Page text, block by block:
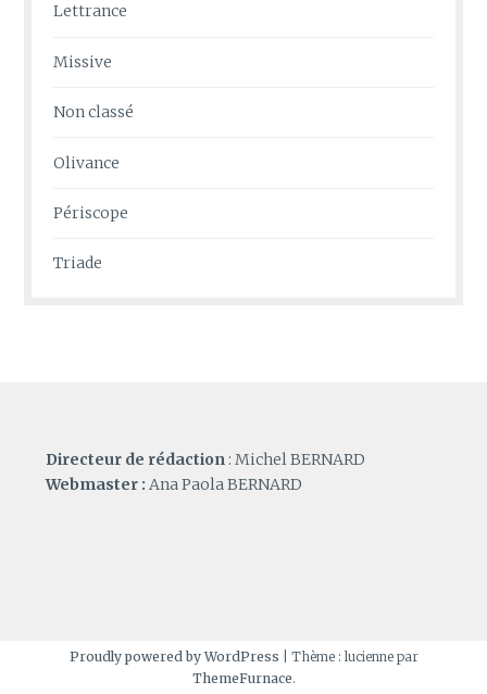
Lettrance
Missive
Non classé
Olivance
Périscope
Triade
Directeur de rédaction : Michel BERNARD
Webmaster : Ana Paola BERNARD
Proudly powered by WordPress
Thème : lucienne par
ThemeFurnace.